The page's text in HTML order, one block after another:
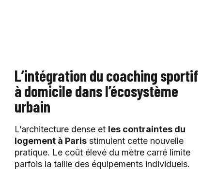
L’intégration du coaching sportif
à domicile dans l’écosystème
urbain
L’architecture dense et les contraintes du
logement à Paris stimulent cette nouvelle
pratique. Le coût élevé du mètre carré limite
parfois la taille des équipements individuels.